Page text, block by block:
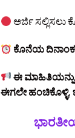
ಅರ್ಜಿ ಸಲ್ಲಿಸಲು
ಕೊನೆಯ
ಈ ಮಾಹಿತಿಯನ್ನು
ಈಗಲೇ ಹಂಚಿಕೊಳ್ಳಿ.